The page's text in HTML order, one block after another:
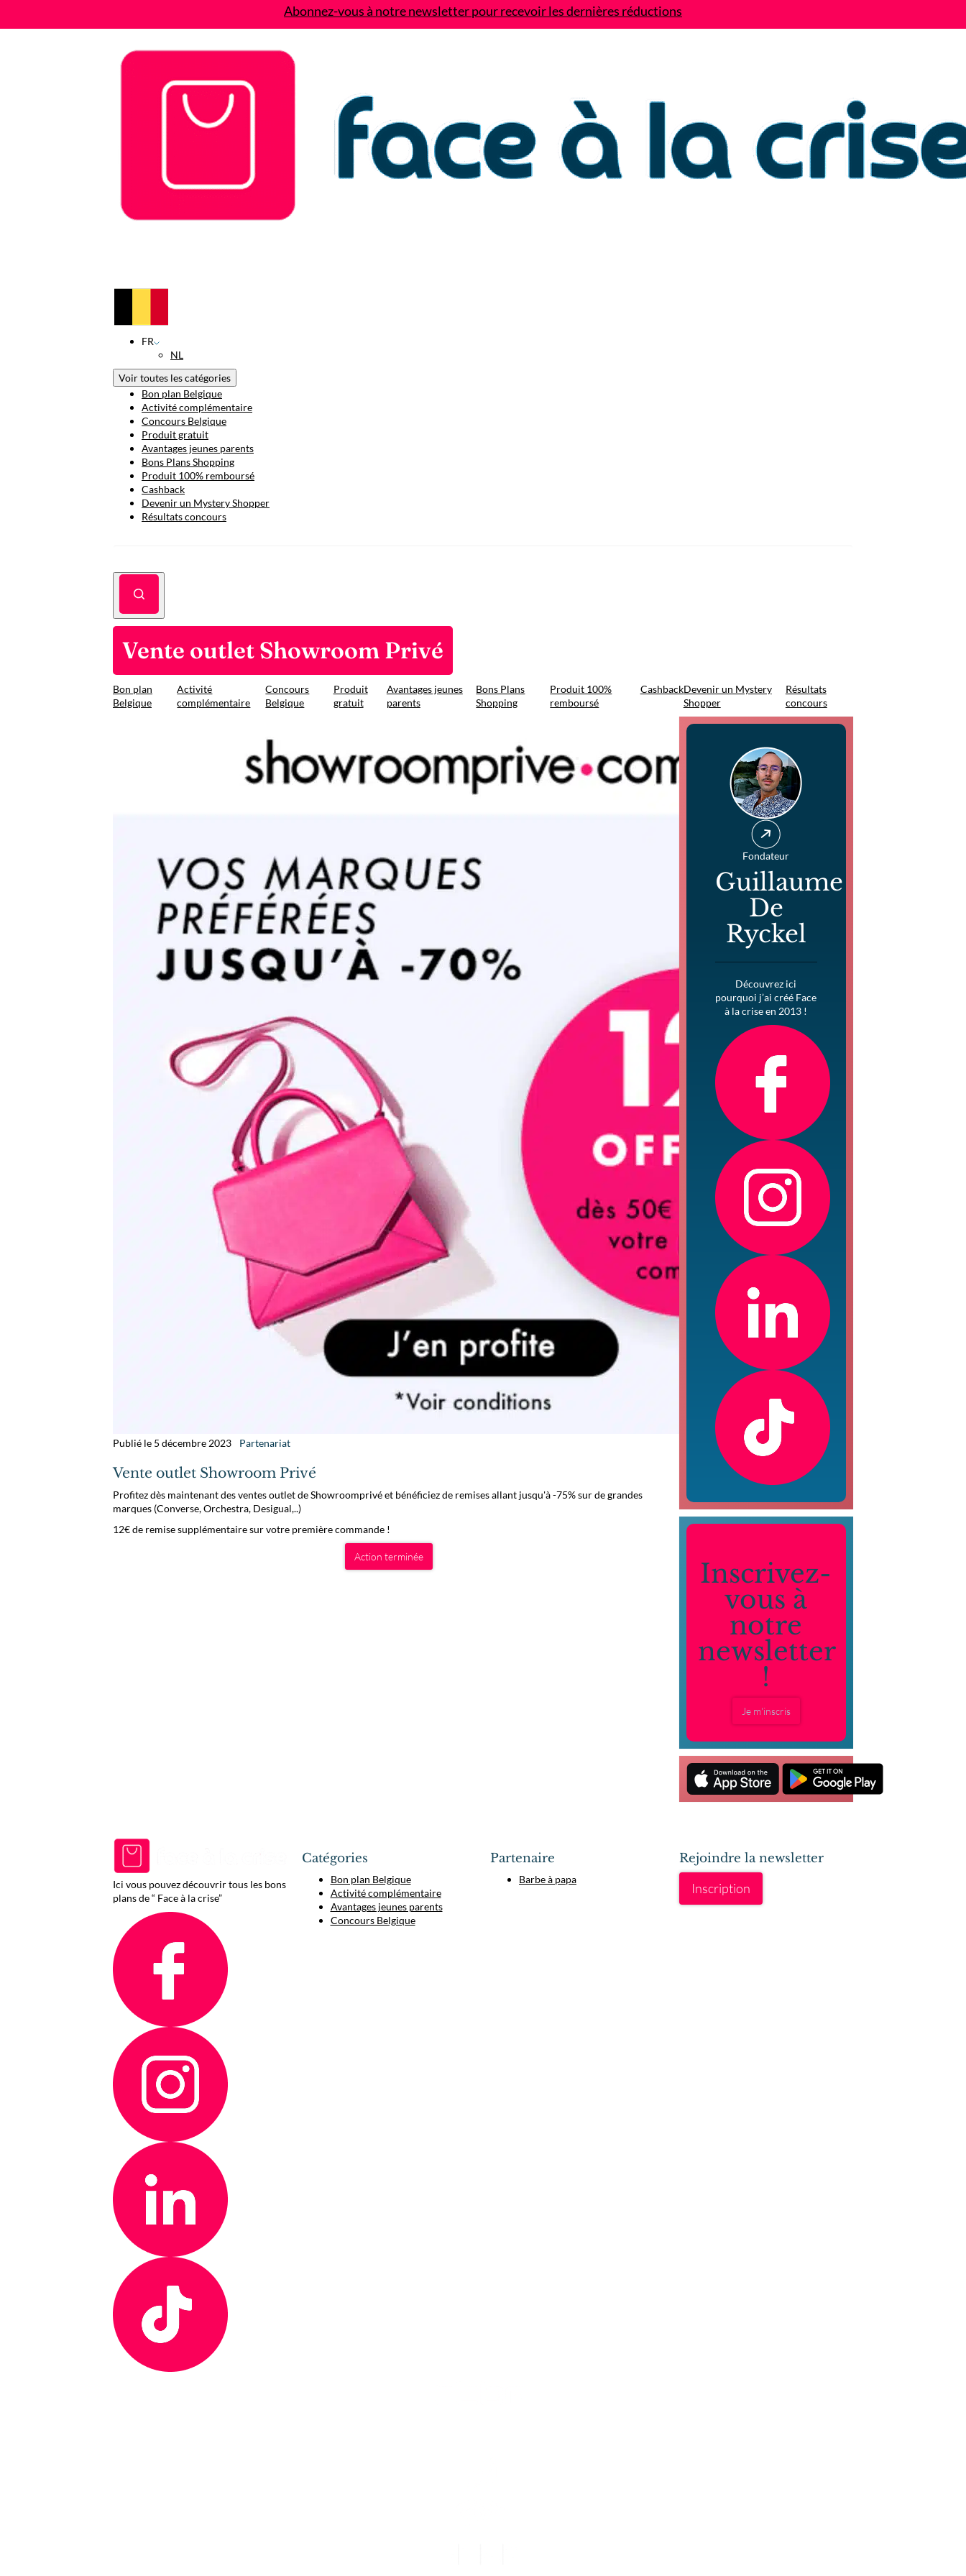
Abonnez-vous à notre newsletter pour recevoir les dernières réductions
FR
NL
Voir toutes les catégories
Bon plan Belgique
Activité complémentaire
Concours Belgique
Produit gratuit
Avantages jeunes parents
Bons Plans Shopping
Produit 100% remboursé
Cashback
Devenir un Mystery Shopper
Résultats concours
Vente outlet Showroom Privé
Bon plan
Belgique
Activité
complémentaire
Concours
Belgique
Produit
gratuit
Avantages jeunes
parents
Bons Plans
Shopping
Produit 100%
remboursé
CashbackDevenir un Mystery
Shopper
Résultats
concours
Publié le 5 décembre 2023 Partenariat
Vente outlet Showroom Privé
Profitez dès maintenant des ventes outlet de Showroomprivé et bénéficiez de remises allant jusqu'à -75% sur de grandes
marques (Converse, Orchestra, Desigual,..)
12€ de remise supplémentaire sur votre première commande !
Action terminée
Fondateur
Guillaume
De
Ryckel
Découvrez ici
pourquoi j’ai créé Face
à la crise en 2013 !
Inscrivez-
vous à
notre
newsletter
!
Je m'inscris
Ici vous pouvez découvrir tous les bons
plans de “ Face à la crise”
Catégories
Bon plan Belgique
Activité complémentaire
Avantages jeunes parents
Concours Belgique
Partenaire
Barbe à papa
Rejoindre la newsletter
Inscription